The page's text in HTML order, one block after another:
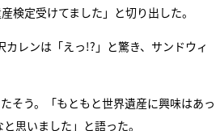
定受けてました」と切り出した。
レンは「えっ!?」と驚き、サンドウィ
そう。「もともと世界遺産に興味はあっ
思いました」と語った。